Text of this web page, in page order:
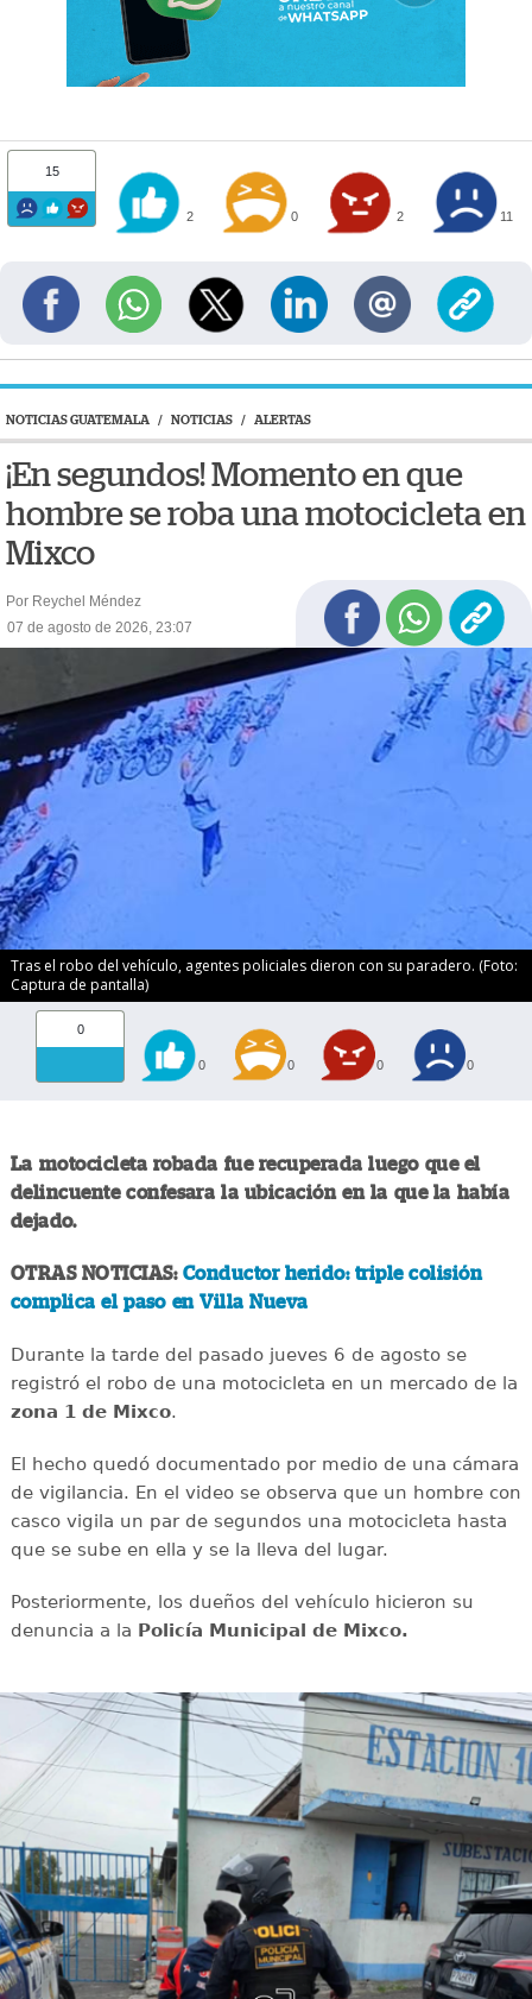
15
2 0 2 11
NOTICIAS GUATEMALA / NOTICIAS / ALERTAS
¡En segundos! Momento en que
hombre se roba una motocicleta en
Mixco
Por Reychel Méndez
07 de agosto de 2026, 23:07
Tras el robo del vehículo, agentes policiales dieron con su paradero. (Foto:
Captura de pantalla)
0
0 0 0 0
La motocicleta robada fue recuperada luego que el
delincuente confesara la ubicación en la que la había
dejado.
OTRAS NOTICIAS: Conductor herido: triple colisión
complica el paso en Villa Nueva
Durante la tarde del pasado jueves 6 de agosto se
registró el robo de una motocicleta en un mercado de la
zona 1 de Mixco.
El hecho quedó documentado por medio de una cámara
de vigilancia. En el video se observa que un hombre con
casco vigila un par de segundos una motocicleta hasta
que se sube en ella y se la lleva del lugar.
Posteriormente, los dueños del vehículo hicieron su
denuncia a la Policía Municipal de Mixco.